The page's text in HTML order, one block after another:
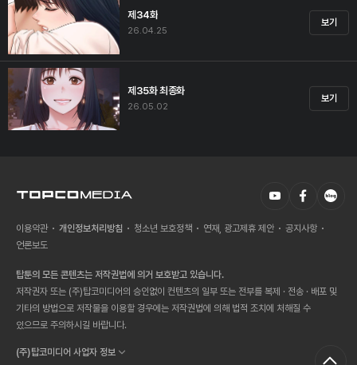
제34화
26.04.25
보기
제35화 최종화
26.05.02
보기
이용약관 개인정보처리방침 청소년 보호정책 연재, 광고제휴 제안
공지사항
언론보도
탑툰의 모든 콘텐츠는 저작권법에 의거 보호받고 있습니다.
저작권자 또는 (주)탑코미디어의 승인없이 컨텐츠의 일부 또는 전부를 복제 · 전송 · 배포 및
기타의 방법으로 저작물을 이용할 경우에는 저작권법에 의해 법적 조치에 처해질 수
있으므로 주의하시길 바랍니다.
(주)탑코미디어 사업자 정보